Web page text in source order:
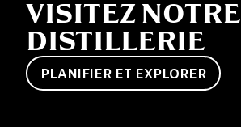
VISITEZ NOTRE
DISTILLERIE
PLANIFIER ET EXPLORER